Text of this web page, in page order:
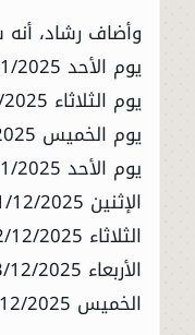
الخميس 4/12/2025.